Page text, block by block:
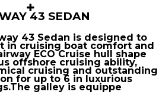
43 SEDAN
43 Sedan is designed to
in cruising boat comfort and
ECO Cruise hull shape
offshore cruising ability,
cruising and outstanding
for up to 6 in luxurious
galley is equippe